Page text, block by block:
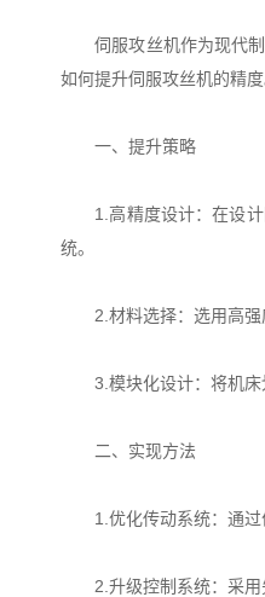
伺服攻丝机作为现代制
如何提升伺服攻丝机的精度
一、提升策略
1.高精度设计：在设计
统。
2.材料选择：选用高强
3.模块化设计：将机床
二、实现方法
1.优化传动系统：通过
2.升级控制系统：采用先